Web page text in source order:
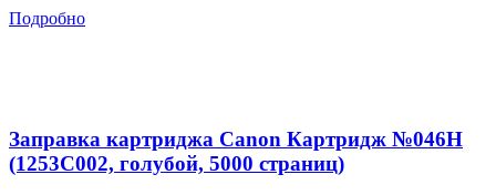
Подробно
Заправка картриджа Canon Картридж №046H
(1253C002, голубой, 5000 страниц)